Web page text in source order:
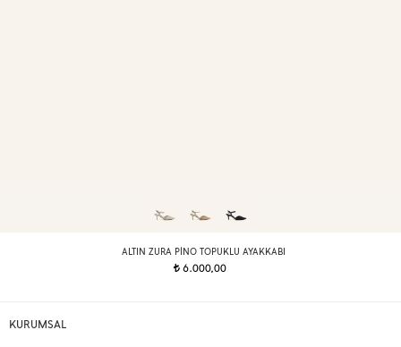
ALTIN ZURA PINO TOPUKLU AYAKKABI
t6.000,00
KURUMSAL